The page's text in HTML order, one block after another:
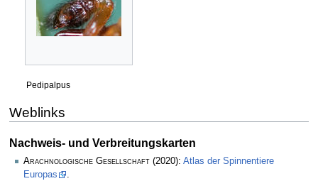
Pedipalpus
Weblinks
Nachweis- und Verbreitungskarten
Arachnologische Gesellschaft (2020): Atlas der Spinnentiere
Europas
.